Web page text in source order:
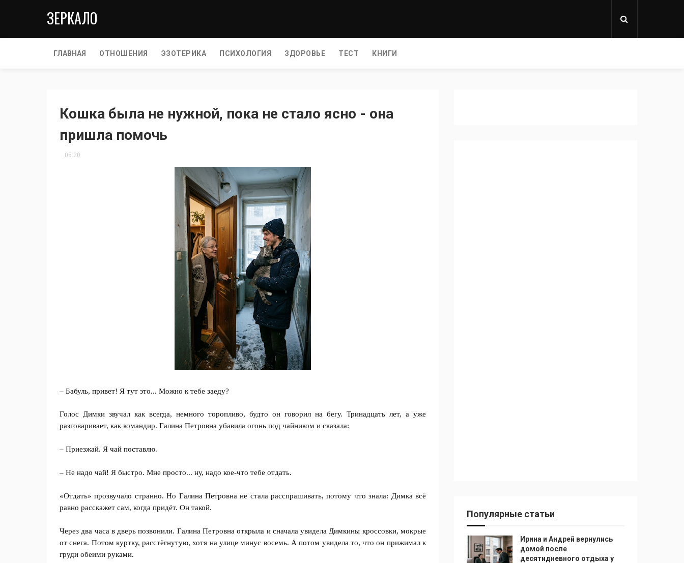
ЗЕРКАЛО
ГЛАВНАЯ ОТНОШЕНИЯ ЭЗОТЕРИКА ПСИХОЛОГИЯ ЗДОРОВЬЕ ТЕСТ КНИГИ
Кошка была не нужной, пока не стало ясно - она
пришла помочь
05:20
– Бабуль, привет! Я тут это... Можно к тебе заеду?
Голос Димки звучал как всегда, немного торопливо, будто он говорил на бегу. Тринадцать лет, а уже
разговаривает, как командир. Галина Петровна убавила огонь под чайником и сказала:
– Приезжай. Я чай поставлю.
– Не надо чай! Я быстро. Мне просто... ну, надо кое-что тебе отдать.
«Отдать» прозвучало странно. Но Галина Петровна не стала расспрашивать, потому что знала: Димка всё
равно расскажет сам, когда придёт. Он такой.
Через два часа в дверь позвонили. Галина Петровна открыла и сначала увидела Димкины кроссовки, мокрые
от снега. Потом куртку, расстёгнутую, хотя на улице минус восемь. А потом увидела то, что он прижимал к
груди обеими руками.
Популярные статьи
Ирина и Андрей вернулись
домой после
десятидневного отдыха у